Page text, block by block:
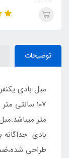
توضیحات
متر
بادی جداگانه
طراحی